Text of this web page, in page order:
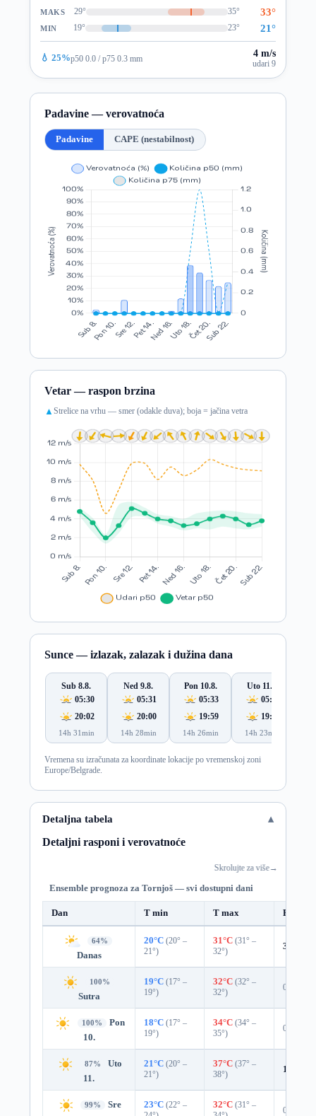
MAKS 29° 35° 33°
MIN 19° 23° 21°
💧 25%p50 0.0 / p75 0.3 mm 4 m/s
udari 9
Padavine — verovatnoća
Padavine CAPE (nestabilnost)
Vetar — raspon brzina
▲ Strelice na vrhu — smer (odakle duva); boja = jačina vetra
Sunce — izlazak, zalazak i dužina dana
Sub 8.8.
05:30
20:02
14h 31min
Ned 9.8.
05:31
20:00
14h 28min
Pon 10.8.
05:33
19:59
14h 26min
Uto 11.8.
05:34
19:57
14h 23min
Vremena su izračunata za koordinate lokacije po vremenskoj zoni
Europe/Belgrade.
Detaljna tabela
Detaljni rasponi i verovatnoće
Skrolujte za više→
Ensemble prognoza za Tornjoš — svi dostupni dani
Dan T min T max
64%
Danas
20°C (20° –
21°)
31°C (31° –
32°)
3%
100%
Sutra
19°C (17° –
19°)
32°C (32° –
32°)
0%
100%
Pon
10.
18°C (17° –
19°)
34°C (34° –
35°)
0%
87%
Uto
11.
21°C (20° –
21°)
37°C (37° –
38°)
11%
99%
Sre
23°C (22° –
32°C (31° –
0%